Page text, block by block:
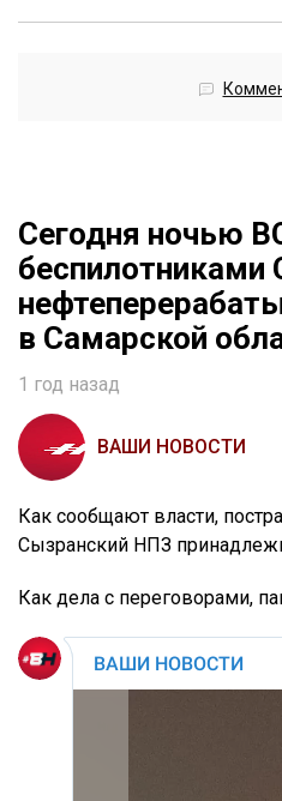
Сегодня ночью
беспилотниками
в Самарской
1 год назад
ВАШИ НОВОСТИ
Как сообщают власти,
Сызранский НПЗ
Как дела с переговорами,